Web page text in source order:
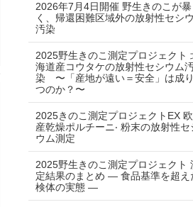
2026年7月4日開催 野生きのこが暴
く、帰還困難区域外の放射性セシ
汚染
2025野生きのこ測定プロジェクト
海道産コウタケの放射性セシウム
染 〜「産地が遠い＝安全」は成
つのか？〜
2025きのこ測定プロジェクトEX 欧
産乾燥ポルチーニ‧ 粉末の放射性セ
ウム測定
2025野生きのこ測定プロジェクト
定結果のまとめ ― 食品基準を超え
検体の実態 ―